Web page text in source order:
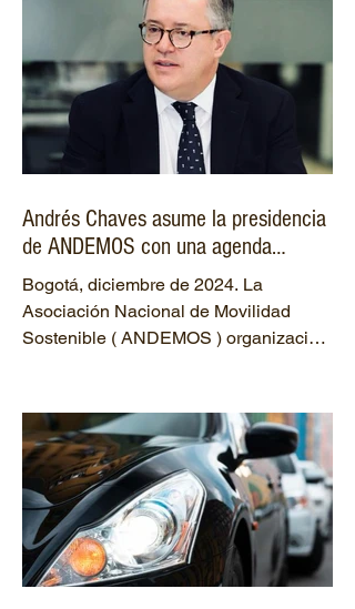
Andrés Chaves asume la presidencia
de ANDEMOS con una agenda
estratégica para fortalecer la
movilidad sostenible
Bogotá, diciembre de 2024. La
Asociación Nacional de Movilidad
Sostenible ( ANDEMOS ) organización